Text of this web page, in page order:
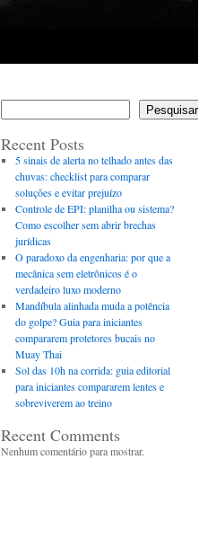
Pesquisar
Recent Posts
5 sinais de alerta no telhado antes das
chuvas: checklist para comparar
soluções e evitar prejuízo
Controle de EPI: planilha ou sistema?
Como escolher sem abrir brechas
jurídicas
O paradoxo da engenharia: por que a
mecânica sem eletrônicos é o
verdadeiro luxo moderno
Mandíbula alinhada muda a potência
do golpe? Guia para iniciantes
compararem protetores bucais no
Muay Thai
Sol das 10h na corrida: guia editorial
para iniciantes compararem lentes e
sobreviverem ao treino
Recent Comments
Nenhum comentário para mostrar.